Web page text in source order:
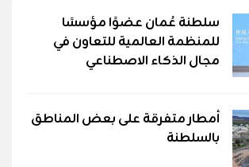
سلطنة عُمان عضوًا مؤسسًا
للمنظمة العالمية للتعاون في
مجال الذكاء الاصطناعي
أمطار متفرقة على بعض المناطق
بالسلطنة